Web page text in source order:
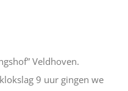
Veldhoven.
9 uur gingen we